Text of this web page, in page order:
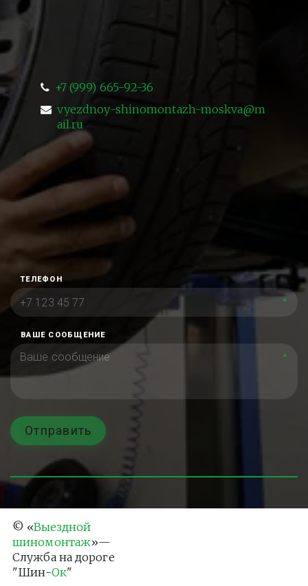
+7 (999) 665-92-36
vyezdnoy-shinomontazh-moskva@m
ail.ru
ТЕЛЕФОН
*
ВАШЕ СООБЩЕНИЕ
*
Отправить
© «Выездной
шиномонтаж»—
Служба на дороге
"Шин-Ок"